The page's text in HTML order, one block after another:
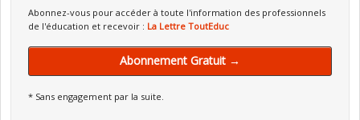
Abonnez-vous pour accéder à toute l'information des professionnels
de l'éducation et recevoir : La Lettre ToutEduc
Abonnement Gratuit →
* Sans engagement par la suite.